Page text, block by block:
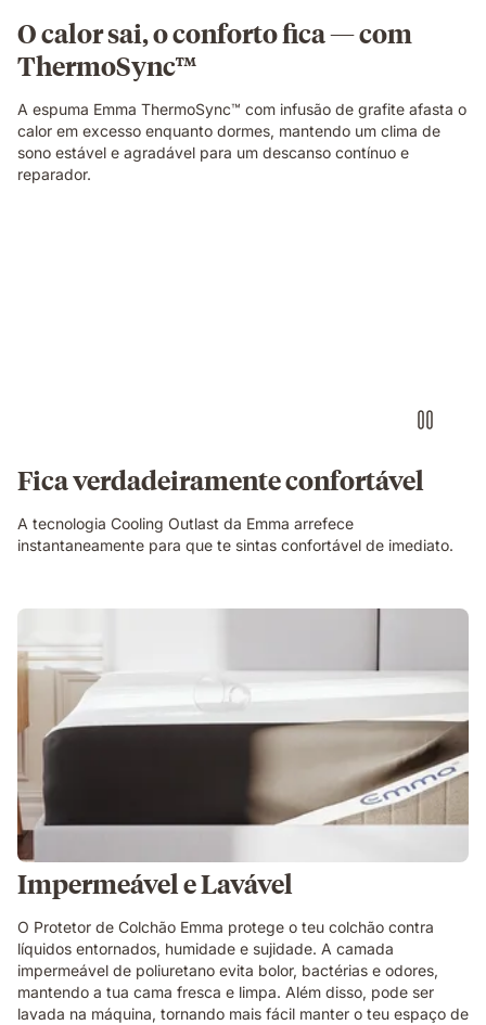
cada
lado.
O calor sai, o conforto fica — com
ThermoSync™
A espuma Emma ThermoSync™ com infusão de grafite afasta o
calor em excesso enquanto dormes, mantendo um clima de
sono estável e agradável para um descanso contínuo e
reparador.
Fica verdadeiramente confortável
A tecnologia Cooling Outlast da Emma arrefece
instantaneamente para que te sintas confortável de imediato.
Impermeável e Lavável
O Protetor de Colchão Emma protege o teu colchão contra
líquidos entornados, humidade e sujidade. A camada
impermeável de poliuretano evita bolor, bactérias e odores,
mantendo a tua cama fresca e limpa. Além disso, pode ser
lavada na máquina, tornando mais fácil manter o teu espaço de